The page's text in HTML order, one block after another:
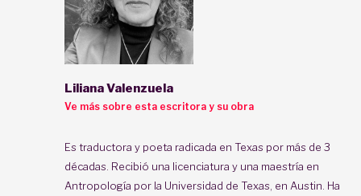
Liliana Valenzuela
Ve más sobre esta escritora y su obra
Es traductora y poeta radicada en Texas por más de 3
décadas. Recibió una licenciatura y una maestría en
Antropología por la Universidad de Texas, en Austin. Ha